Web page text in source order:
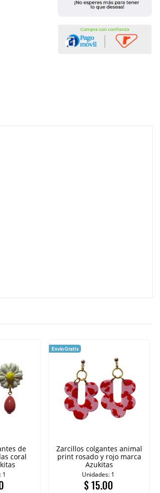
de
coral
1
Envío Gratis
Zarcillos colgantes animal
print rosado y rojo marca
Azukitas
Unidades: 1
$15.00